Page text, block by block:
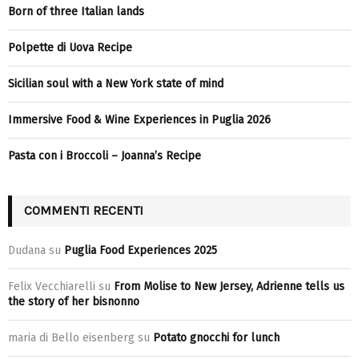
Born of three Italian lands
Polpette di Uova Recipe
Sicilian soul with a New York state of mind
Immersive Food & Wine Experiences in Puglia 2026
Pasta con i Broccoli – Joanna’s Recipe
COMMENTI RECENTI
Dudana su Puglia Food Experiences 2025
Felix Vecchiarelli su From Molise to New Jersey, Adrienne tells us
the story of her bisnonno
maria di Bello eisenberg su Potato gnocchi for lunch